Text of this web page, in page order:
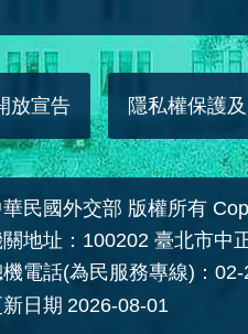
放宣告 隱私權保護
華民國外交部 版權所有
地址：100202 臺北市中
電話(為民服務專線)：
日期 2026-08-01